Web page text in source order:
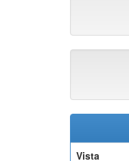
Vista